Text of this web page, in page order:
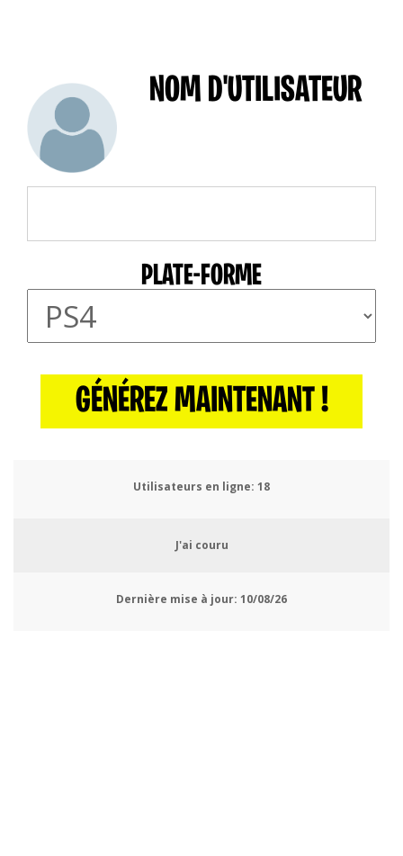
NOM D'UTILISATEUR
PLATE-FORME
GÉNÉREZ MAINTENANT !
Utilisateurs en ligne: 20
J'ai couru
Dernière mise à jour: 10/08/26